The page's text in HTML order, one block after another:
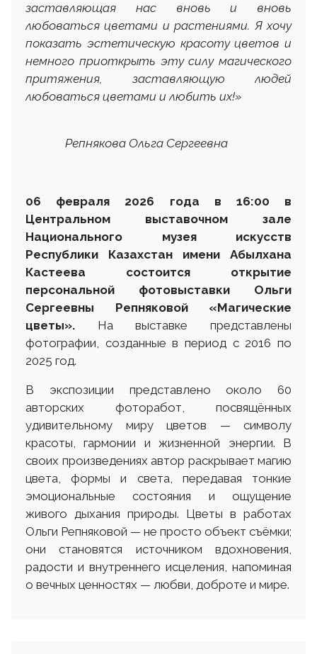
заставляющая нас вновь и вновь
любоваться цветами и растениями. Я хочу
показать эстетическую красоту цветов и
немного приоткрыть эту силу магического
притяжения, заставляющую людей
любоваться цветами и любить их!»
Репнякова Ольга Сергеевна
06 февраля 2026 года в 16:00 в
Центральном выставочном зале
Национального музея искусств
Республики Казахстан имени Абылхана
Кастеева состоится открытие
персональной фотовыставки Ольги
Сергеевны Репняковой «Магические
цветы». На выставке представлены
фотографии, созданные в период с 2016 по
2025 год.
В экспозиции представлено около 60
авторских фоторабот, посвящённых
удивительному миру цветов — символу
красоты, гармонии и жизненной энергии. В
своих произведениях автор раскрывает магию
цвета, формы и света, передавая тонкие
эмоциональные состояния и ощущение
живого дыхания природы. Цветы в работах
Ольги Репняковой — не просто объект съёмки;
они становятся источником вдохновения,
радости и внутреннего исцеления, напоминая
о вечных ценностях — любви, доброте и мире.